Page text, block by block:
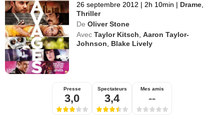
26 septembre 2012 | 2h 10min | Drame,
Thriller
De Oliver Stone
Avec Taylor Kitsch,Aaron Taylor-
Johnson, Blake Lively
Presse
3,0
Spectateurs
3,4
Mes amis
--